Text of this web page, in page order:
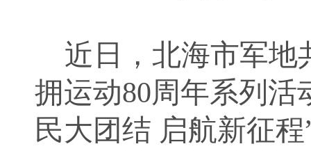
近日，北海市军地
拥运动80周年系列活
民大团结 启航新征